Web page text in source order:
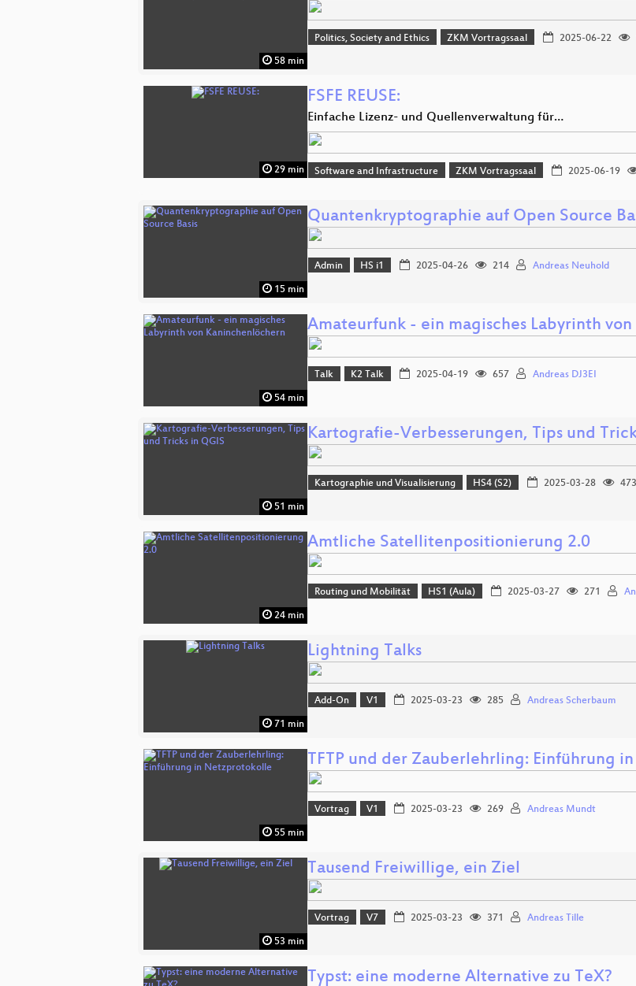
58 min
Politics, Society and Ethics ZKM Vortragssaal 2025-06-22
29 min
FSFE REUSE:
Einfache Lizenz- und Quellenverwaltung für…
Software and Infrastructure ZKM Vortragssaal 2025-06-19
15 min
Quantenkryptographie auf Open Source
Admin HS i1 2025-04-26 214 Andreas Neuhold
54 min
Amateurfunk - ein magisches Labyrinth
Talk K2 Talk 2025-04-19 657 Andreas DJ3EI
51 min
Kartografie-Verbesserungen, Tips und
Kartographie und Visualisierung HS4 (S2) 2025-03-28 473
24 min
Amtliche Satellitenpositionierung 2.0
Routing und Mobilität HS1 (Aula) 2025-03-27 271
71 min
Lightning Talks
Add-On V1 2025-03-23 285 Andreas Scherbaum
55 min
TFTP und der Zauberlehrling: Einführung
Vortrag V1 2025-03-23 269 Andreas Mundt
53 min
Tausend Freiwillige, ein Ziel
Vortrag V7 2025-03-23 371 Andreas Tille
Typst: eine moderne Alternative zu TeX?